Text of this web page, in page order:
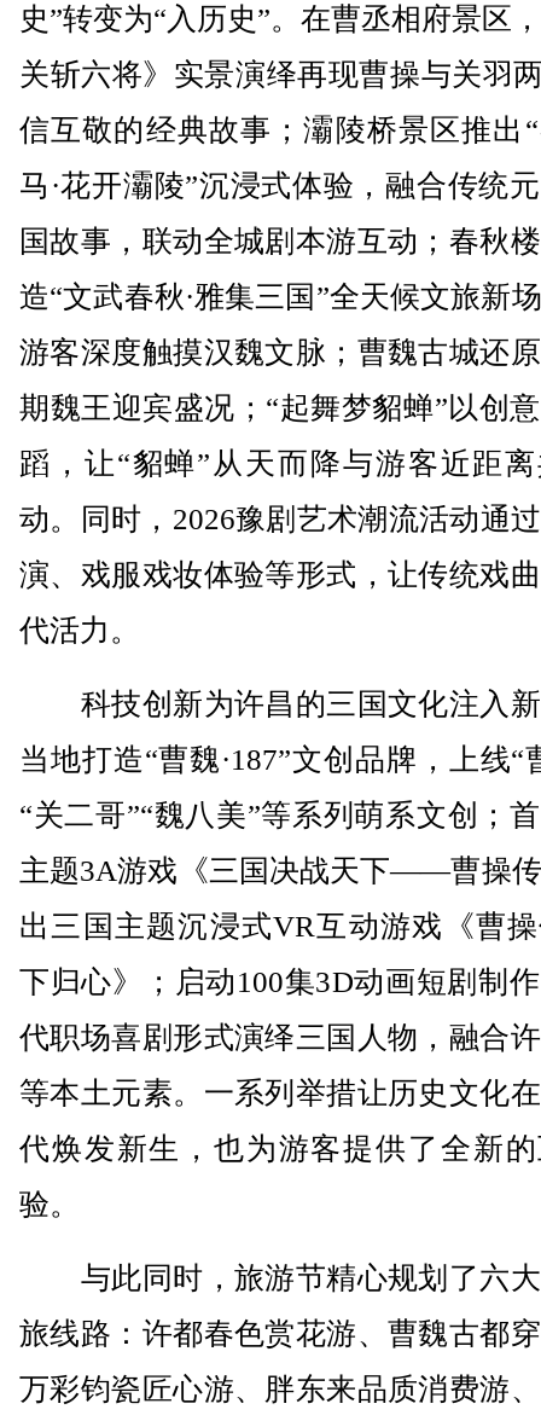
史”转变为“入历史”。在曹丞相府景区
关斩六将》实景演绎再现曹操与关羽
信互敬的经典故事；灞陵桥景区推出
马·花开灞陵”沉浸式体验，融合传统
国故事，联动全城剧本游互动；春秋
造“文武春秋·雅集三国”全天候文旅新
游客深度触摸汉魏文脉；曹魏古城还
期魏王迎宾盛况；“起舞梦貂蝉”以创
蹈，让“貂蝉”从天而降与游客近距
动。同时，2026豫剧艺术潮流活动通
演、戏服戏妆体验等形式，让传统戏
代活力。
科技创新为许昌的三国文化注入
当地打造“曹魏·187”文创品牌，上线“
“关二哥”“魏八美”等系列萌系文创；
主题3A游戏《三国决战天下——曹操
出三国主题沉浸式VR互动游戏《曹
下归心》；启动100集3D动画短剧制
代职场喜剧形式演绎三国人物，融合
等本土元素。一系列举措让历史文化
代焕发新生，也为游客提供了全新
验。
与此同时，旅游节精心规划了六
旅线路：许都春色赏花游、曹魏古都
万彩钧瓷匠心游、胖东来品质消费游